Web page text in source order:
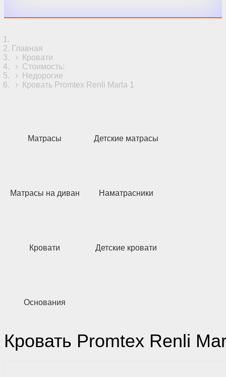
Главная
Кровати
Стоимость:
Недорогие
Кровать Promtex Renli Marla 1
Матрасы Детские матрасы
Матрасы на диван Наматрасники
Кровати Детские кровати
Основания
Кровать Promtex Renli